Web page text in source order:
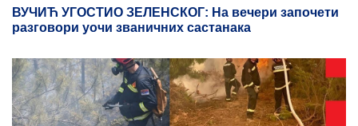
ВУЧИЋ УГОСТИО ЗЕЛЕНСКОГ: На вечери започети
разговори уочи званичних састанака